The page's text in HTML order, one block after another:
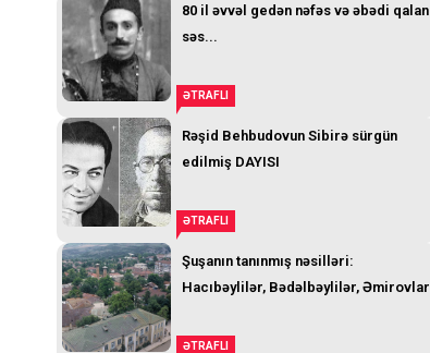
80 il əvvəl gedən nəfəs və əbədi qalan
səs...
ƏTRAFLI
Rəşid Behbudovun Sibirə sürgün
edilmiş DAYISI
ƏTRAFLI
Şuşanın tanınmış nəsilləri:
Hacıbəylilər, Bədəlbəylilər, Əmirovlar
ƏTRAFLI